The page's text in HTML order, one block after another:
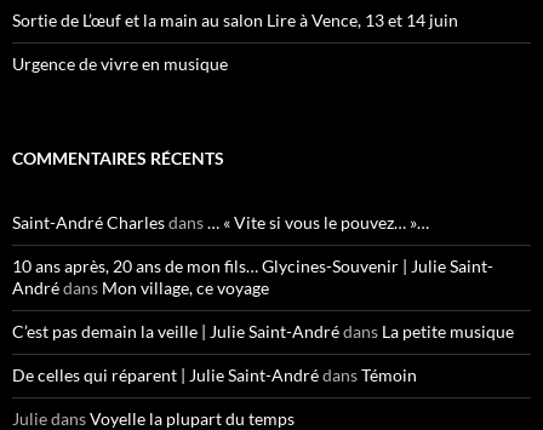
Sortie de L’œuf et la main au salon Lire à Vence, 13 et 14 juin
Urgence de vivre en musique
COMMENTAIRES RÉCENTS
Saint-André Charlesdans… « Vite si vous le pouvez… »…
10 ans après, 20 ans de mon fils… Glycines-Souvenir | Julie Saint-
Andrédans Mon village, ce voyage
C’est pas demain la veille | Julie Saint-Andrédans La petite musique
De celles qui réparent | Julie Saint-AndrédansTémoin
JuliedansVoyelle la plupart du temps